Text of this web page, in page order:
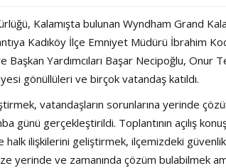
Kalamışta bulunan Wyndham Grand
Kadıköy İlçe Emniyet Müdürü İbrahim
Başkan Yardımcıları Başar Necipoğlu, Onur
gönüllüleri ve birçok vatandaş katıldı.
vatandaşların sorunlarına yerinde
günü gerçekleştirildi. Toplantının açılış
halk ilişkilerini geliştirmek, ilçemizdeki
yerinde ve zamanında çözüm bulabilmek
Haftanın